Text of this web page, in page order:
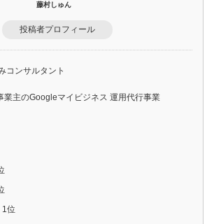
藤村しゅん
投稿者プロフィール
コンサルタント
業主のGoogleマイビジネス 運用代行事業
1位